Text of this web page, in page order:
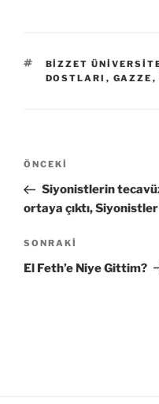
ETIKETLER
BIZZET
DOSTLARI , GAZZE ,
Yazı
Önceki
Yazı
ÖNCEKI
Siyonistlerin tecavüz
ortaya çıktı,
Sonraki
Yazı
SONRAKI
El Feth’e Niye Gittim?